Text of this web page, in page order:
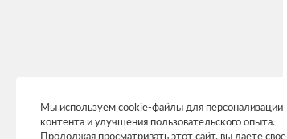
Мы используем cookie-файлы для персонализации
контента и улучшения пользовательского опыта.